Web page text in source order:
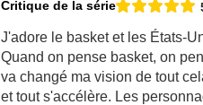
Critique de la série
J'adore le basket et les États-
Quand on pense basket, on
va changé ma vision de tout
et tout s'accélère. Les